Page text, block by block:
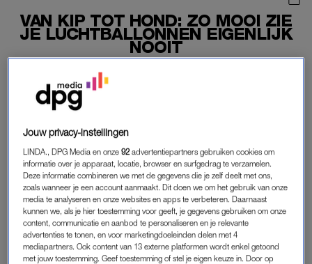
VAN KIP TOT HOND: ZO MOOI ZIE
JE LUCHTBALLONNEN EIGENLIJK
NOOIT
07-10-2019 | KIM DE BRUIN
Ter gelegenheid van het jaarlijkse luchtballonnenfestival
waren er zondag 6 oktober boven Albuquerque (Nieuw-
Mexico) prachtige luchtballonnen te zien.
Het Amerikaanse evenement behoort tot één van de meest
gefotografeerde evenementen ter wereld.
TIENDUIZENDEN TOESCHOUWERS
En dat is wel te begrijpen, want de luchtballonnen hebben de
prachtigste vormen en kleuren, bemand door piloten uit meer
Jouw privacy-instellingen
LINDA., DPG Media en onze92 advertentiepartners gebruiken cookies om
informatie over je apparaat, locatie, browser en surfgedrag te verzamelen.
Deze informatie combineren we met de gegevens die je zelf deelt met ons,
zoals wanneer je een account aanmaakt. Dit doen we om het gebruik van onze
media te analyseren en onze websites en apps te verbeteren. Daarnaast
kunnen we, als je hier toestemming voor geeft, je gegevens gebruiken om onze
content, communicatie en aanbod te personaliseren en je relevante
advertenties te tonen, en voor marketingdoeleinden delen met 4
mediapartners. Ook content van 13 externe platformen wordt enkel getoond
met jouw toestemming. Geef toestemming of stel je eigen keuze in. Door op